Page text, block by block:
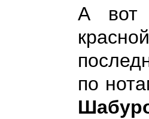
А вот
по